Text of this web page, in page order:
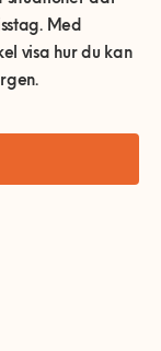
Med
visa hur du kan